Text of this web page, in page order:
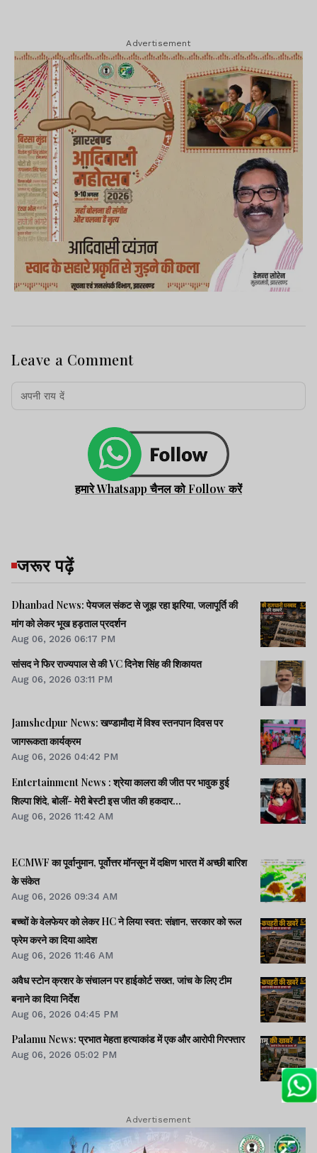
Advertisement
Leave a Comment
हमारे Whatsapp चैनल को Follow करें
जरूर पढ़ें
Dhanbad News: पेयजल संकट से जूझ रहा झरिया, जलापूर्ति की
मांग को लेकर भूख हड़ताल प्रदर्शन
Aug 06, 2026 06:17 PM
सांसद ने फिर राज्यपाल से की VC दिनेश सिंह की शिकायत
Aug 06, 2026 03:11 PM
Jamshedpur News: खण्डामौदा में विश्व स्तनपान दिवस पर
जागरूकता कार्यक्रम
Aug 06, 2026 04:42 PM
Entertainment News : श्रेया कालरा की जीत पर भावुक हुई
शिल्पा शिंदे, बोलीं- मेरी बेस्टी इस जीत की हकदार...
Aug 06, 2026 11:42 AM
ECMWF का पूर्वानुमान, पूर्वोत्तर मॉनसून में दक्षिण भारत में अच्छी बारिश
के संकेत
Aug 06, 2026 09:34 AM
बच्चों के वेलफेयर को लेकर HC ने लिया स्वत: संज्ञान, सरकार को रूल
फ्रेम करने का दिया आदेश
Aug 06, 2026 11:46 AM
अवैध स्टोन क्रशर के संचालन पर हाईकोर्ट सख्त, जांच के लिए टीम
बनाने का दिया निर्देश
Aug 06, 2026 04:45 PM
Palamu News: प्रभात मेहता हत्याकांड में एक और आरोपी गिरफ्तार
Aug 06, 2026 05:02 PM
Advertisement